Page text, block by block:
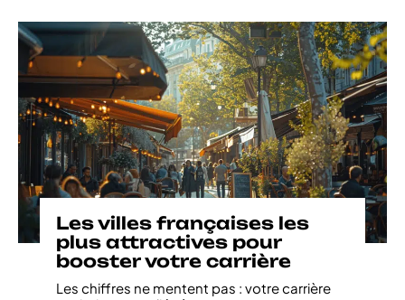
Les villes françaises les
plus attractives pour
booster votre carrière
Les chiffres ne mentent pas : votre carrière